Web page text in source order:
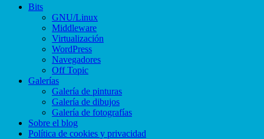
Bits
GNU/Linux
Middleware
Virtualización
WordPress
Navegadores
Off Topic
Galerías
Galería de pinturas
Galería de dibujos
Galería de fotografías
Sobre el blog
Política de cookies y privacidad